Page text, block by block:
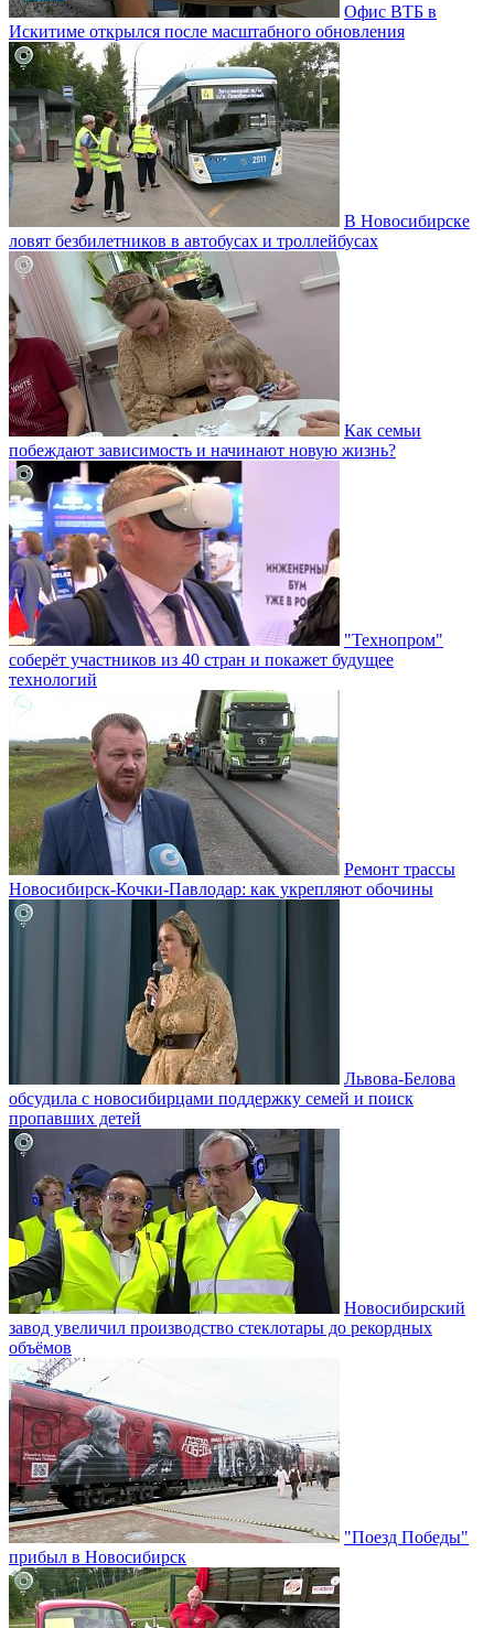
Офис ВТБ в
Искитиме открылся после масштабного обновления
В Новосибирске
ловят безбилетников в автобусах и троллейбусах
Как семьи
побеждают зависимость и начинают новую жизнь?
"Технопром"
соберёт участников из 40 стран и покажет будущее
технологий
Ремонт трассы
Новосибирск-Кочки-Павлодар: как укрепляют обочины
Львова-Белова
обсудила с новосибирцами поддержку семей и поиск
пропавших детей
Новосибирский
завод увеличил производство стеклотары до рекордных
объёмов
"Поезд Победы"
прибыл в Новосибирск